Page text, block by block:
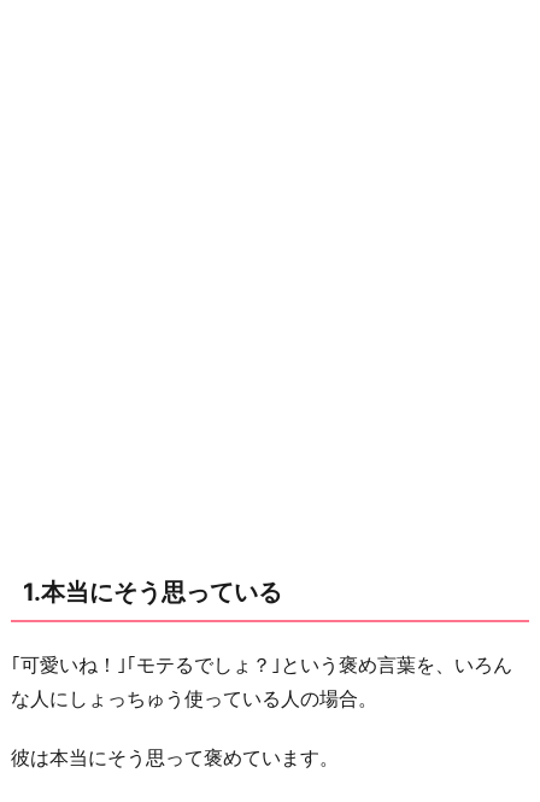
ら
遊
ん
で
れ
1.本当にそう思っている
｢可愛いね！｣｢モテるでしょ？｣という褒め言葉を、いろん
な人にしょっちゅう使っている人の場合。
彼は本当にそう思って褒めています。